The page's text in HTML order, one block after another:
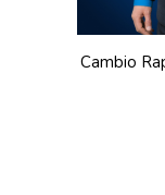
Cambio